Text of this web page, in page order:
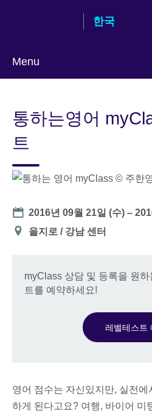
content
한국
Menu
통하는영어
트
Date
2016년 09월 21일 (수) –
장
을지로 / 강남 센터
myClass 상담 및 등록을 원
트를 예약하세요!
레벨테스트
영어 점수는 자신있지만, 실전
하게 된다고요? 여행, 바이어 미